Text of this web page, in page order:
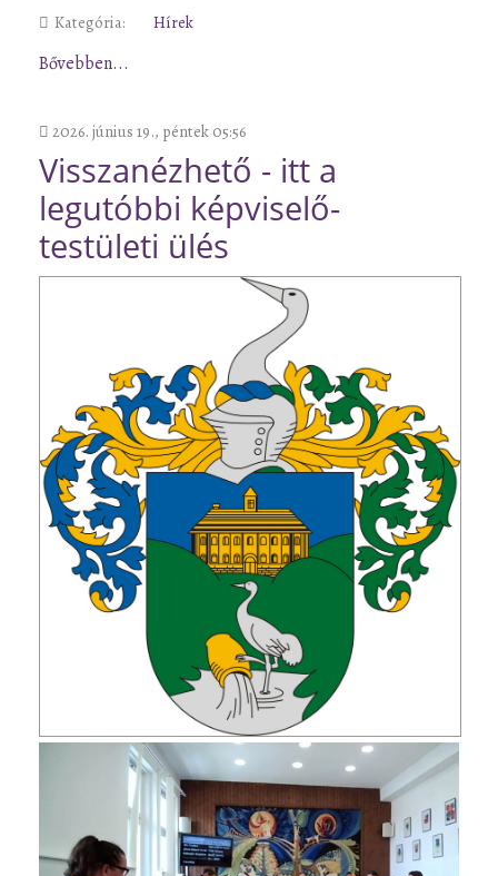
Kategória: Hírek
Bővebben...
2026. június 19., péntek 05:56
Visszanézhető - itt a
legutóbbi képviselő-
testületi ülés